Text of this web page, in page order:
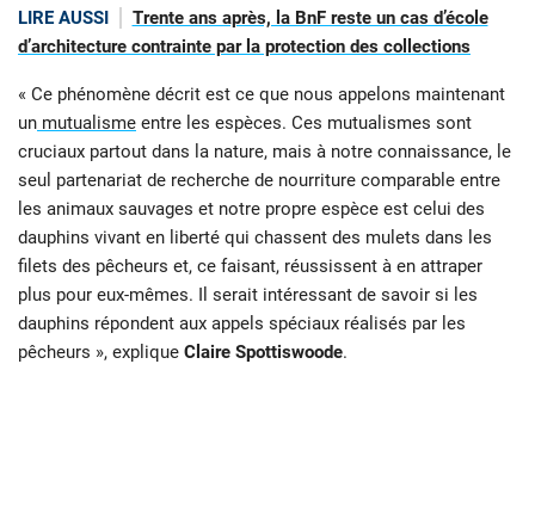
LIRE AUSSI
Trente ans après, la BnF reste un cas d’école
d’architecture contrainte par la protection des collections
« Ce phénomène décrit est ce que nous appelons maintenant
un mutualisme entre les espèces. Ces mutualismes sont
cruciaux partout dans la nature, mais à notre connaissance, le
seul partenariat de recherche de nourriture comparable entre
les animaux sauvages et notre propre espèce est celui des
dauphins vivant en liberté qui chassent des mulets dans les
filets des pêcheurs et, ce faisant, réussissent à en attraper
plus pour eux-mêmes. Il serait intéressant de savoir si les
dauphins répondent aux appels spéciaux réalisés par les
pêcheurs », explique Claire Spottiswoode.